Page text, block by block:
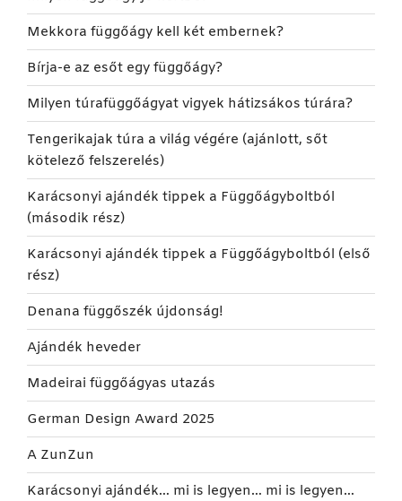
Mekkora függőágy kell két embernek?
Bírja-e az esőt egy függőágy?
Milyen túrafüggőágyat vigyek hátizsákos túrára?
Tengerikajak túra a világ végére (ajánlott, sőt
kötelező felszerelés)
Karácsonyi ajándék tippek a Függőágyboltból
(második rész)
Karácsonyi ajándék tippek a Függőágyboltból (első
rész)
Denana függőszék újdonság!
Ajándék heveder
Madeirai függőágyas utazás
German Design Award 2025
A ZunZun
Karácsonyi ajándék… mi is legyen… mi is legyen…